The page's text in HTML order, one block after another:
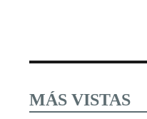
MÁS VISTAS